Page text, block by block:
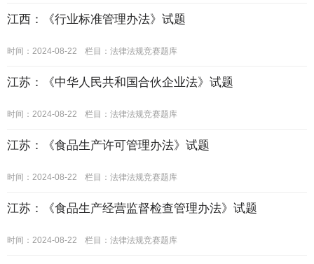
江西：《行业标准管理办法》试题
时间：2024-08-22 栏目： 法律法规竞赛题库
江苏：《中华人民共和国合伙企业法》试题
时间：2024-08-22 栏目： 法律法规竞赛题库
江苏：《食品生产许可管理办法》试题
时间：2024-08-22 栏目： 法律法规竞赛题库
江苏：《食品生产经营监督检查管理办法》试题
时间：2024-08-22 栏目： 法律法规竞赛题库